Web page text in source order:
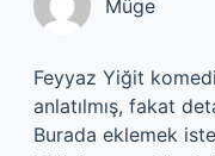
Müge
Feyyaz Yiğit
anlatılmış, fakat
Burada eklemek